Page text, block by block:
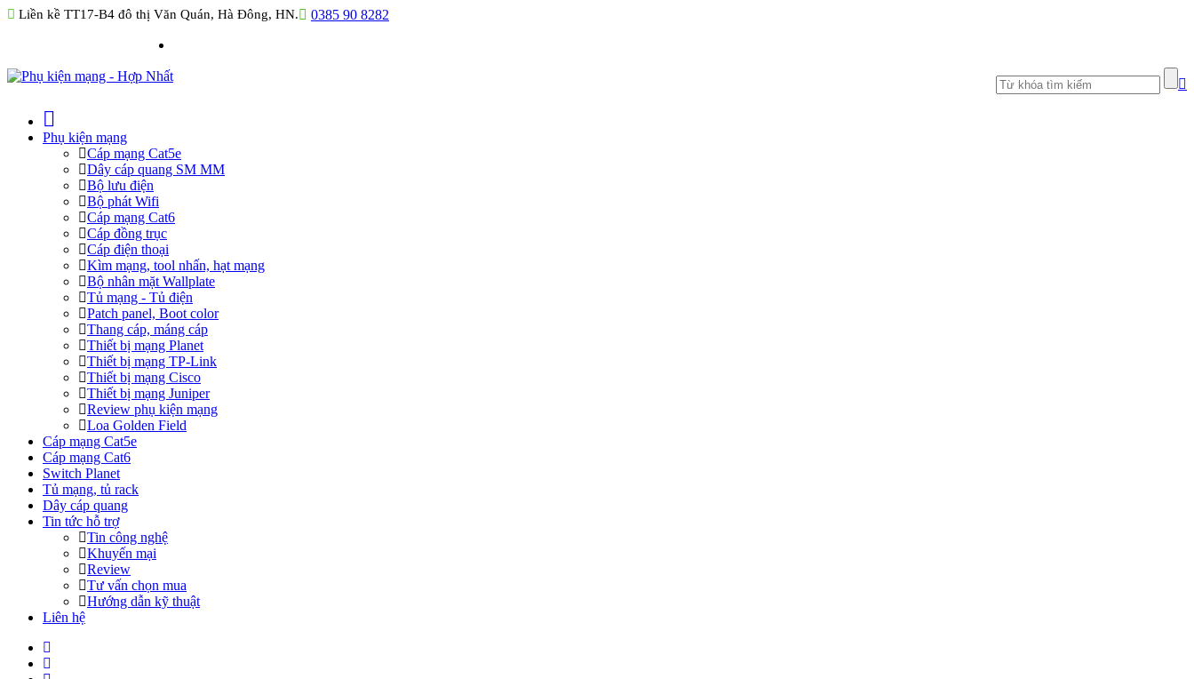
Liền kề TT17-B4 đô thị Văn Quán, Hà Đông, HN. 0385 90 8282
Phụ kiện mạng
Cáp mạng Cat5e
Dây cáp quang SM MM
Bộ lưu điện
Bộ phát Wifi
Cáp mạng Cat6
Cáp đồng trục
Cáp điện thoại
Kìm mạng, tool nhấn, hạt mạng
Bộ nhân mặt Wallplate
Tủ mạng - Tủ điện
Patch panel, Boot color
Thang cáp, máng cáp
Thiết bị mạng Planet
Thiết bị mạng TP-Link
Thiết bị mạng Cisco
Thiết bị mạng Juniper
Review phụ kiện mạng
Loa Golden Field
Cáp mạng Cat5e
Cáp mạng Cat6
Switch Planet
Tủ mạng, tủ rack
Dây cáp quang
Tin tức hỗ trợ
Tin công nghệ
Khuyến mại
Review
Tư vấn chọn mua
Hướng dẫn kỹ thuật
Liên hệ